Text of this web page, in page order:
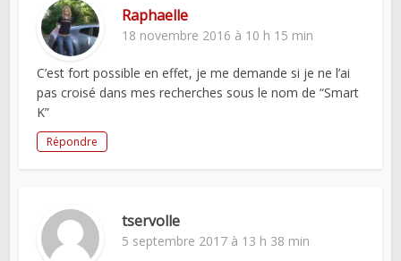
Raphaelle
18 novembre 2016 à 10 h 15 min
C’est fort possible en effet, je me demande si je ne l’ai
pas croisé dans mes recherches sous le nom de “Smart
K”
Répondre
tservolle
5 septembre 2017 à 13 h 38 min